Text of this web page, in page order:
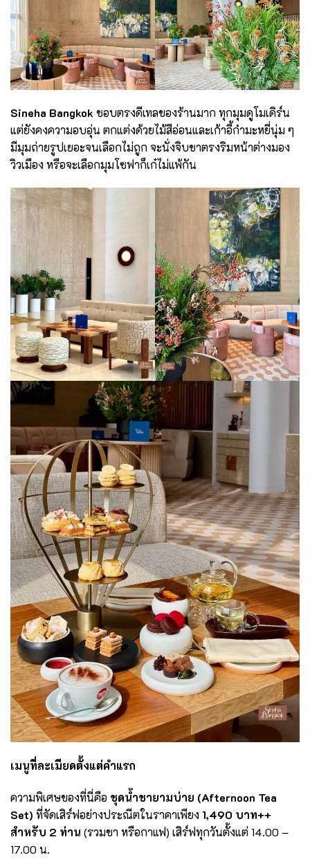
Sineha Bangkok ชอบตรงดีเทลของร้านมาก ทุกมุมดูโมเดิร์น
แต่ยังคงความอบอุ่น ตกแต่งด้วยไม้สีอ่อนและเก้าอี้กำมะหยี่นุ่ม ๆ
มีมุมถ่ายรูปเยอะจนเลือกไม่ถูก จะนั่งจิบชาตรงริมหน้าต่างมอง
วิวเมือง หรือจะเลือกมุมโซฟาก็เก๋ไม่แพ้กัน
เมนูที่ละเมียดตั้งแต่คำแรก
ความพิเศษของที่นี่คือ ชุดน้ำชายามบ่าย (Afternoon Tea
Set) ที่จัดเสิร์ฟอย่างประณีตในราคาเพียง1,490 บาท++
สำหรับ 2 ท่าน (รวมชา หรือกาแฟ) เสิร์ฟทุกวันตั้งแต่ 14.00 –
17.00 น.